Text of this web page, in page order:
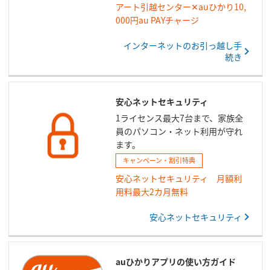
アート引越センター✕auひかり10,
000円au PAYチャージ
インターネットのお引っ越し手
続き
安心ネットセキュリティ
1ライセンス最大7台まで、家族全
員のパソコン・ネット利用が守れ
ます。
キャンペーン・割引特典
安心ネットセキュリティ 月額利
用料最大2カ月無料
安心ネットセキュリティ
auひかりアプリの使い方ガイド